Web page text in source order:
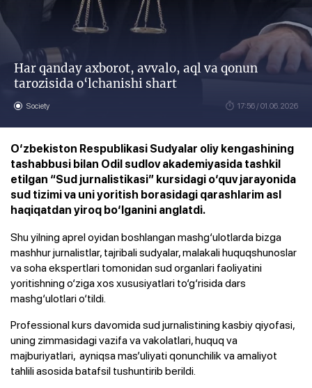
Har qanday axborot, avvalo, aql va qonun
tarozisida o‘lchanishi shart
Society 17:56 / 01.06.2026
O‘zbekiston Respublikasi Sudyalar oliy kengashining
tashabbusi bilan Odil sudlov akademiyasida tashkil
etilgan “Sud jurnalistikasi” kursidagi o‘quv jarayonida
sud tizimi va uni yoritish borasidagi qarashlarim asl
haqiqatdan yiroq bo‘lganini anglatdi.
Shu yilning aprel oyidan boshlangan mashg‘ulotlarda bizga
mashhur jurnalistlar, tajribali sudyalar, malakali huquqshunoslar
va soha ekspertlari tomonidan sud organlari faoliyatini
yoritishning o‘ziga xos xususiyatlari to‘g‘risida dars
mashg‘ulotlari o‘tildi.
Professional kurs davomida sud jurnalistining kasbiy qiyofasi,
uning zimmasidagi vazifa va vakolatlari, huquq va
majburiyatlari, ayniqsa mas’uliyati qonunchilik va amaliyot
tahlili asosida batafsil tushuntirib berildi.